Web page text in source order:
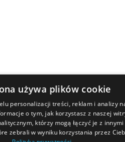
używa plików cookie
personalizacji treści, reklam i analizy
o tym, jak korzystasz z naszej
którzy mogą łączyć je z
zebrali w wyniku korzystania przez